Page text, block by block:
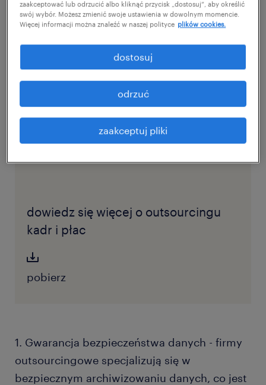
Jest kilka istotnych aspektów w
funkcjonowaniu każdej firmy, których
odpowiednie zaopiekowanie zapewnia
właśnie wprowadzenie outsourcingu
kadrowo - płacowego. Oto wynikające z
niego główne korzyści dla Twojej firmy:
dowiedz się więcej o outsourcingu
kadr i płac
pobierz
1. Gwarancja bezpieczeństwa danych - firmy
outsourcingowe specjalizują się w
bezpiecznym archiwizowaniu danych, co jest
zaakceptować lub odrzucić albo kliknąć przycisk „dostosuj”, aby określić
swój wybór. Możesz zmienić swoje ustawienia w dowolnym momencie.
Więcej informacji można znaleźć w naszej polityce plików cookies.
zaakceptuj pliki
odrzuć
dostosuj